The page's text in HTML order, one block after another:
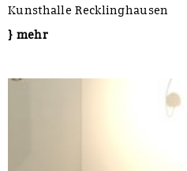
Kunsthalle Recklinghausen
} mehr